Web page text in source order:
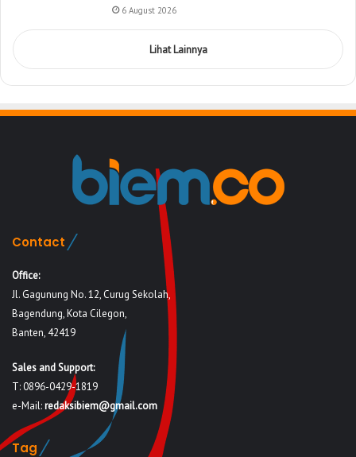
6 August 2026
Lihat Lainnya
Contact
Office:
Jl. Gagunung No. 12, Curug Sekolah,
Bagendung, Kota Cilegon,
Banten, 42419
Sales and Support:
T: 0896-0429-1819
e-Mail:redaksibiem@gmail.com
Tag